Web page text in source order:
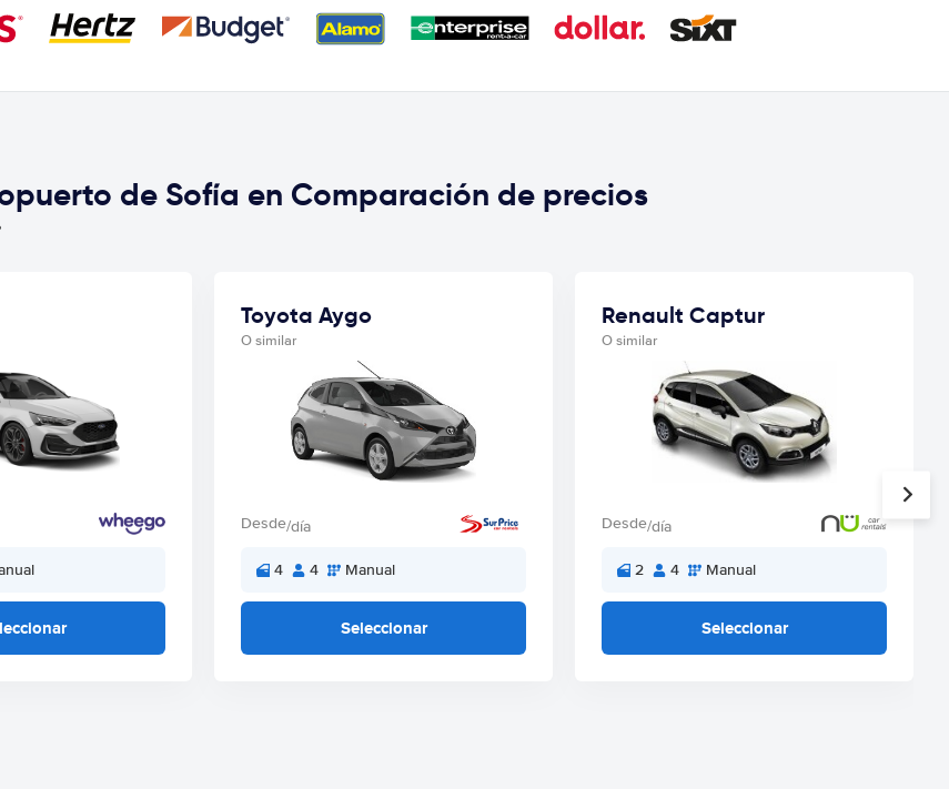
de Sofía en Comparación de precios
Toyota Aygo
O similar
Desde/día
4 4 Manual
Seleccionar
Renault Captur
O similar
Desde/día
2 4 Manual
Seleccionar